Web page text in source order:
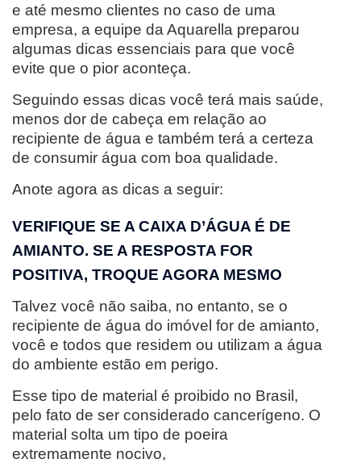
e até mesmo clientes no caso de uma
empresa, a equipe da Aquarella preparou
algumas dicas essenciais para que você
evite que o pior aconteça.
Seguindo essas dicas você terá mais saúde,
menos dor de cabeça em relação ao
recipiente de água e também terá a certeza
de consumir água com boa qualidade.
Anote agora as dicas a seguir:
VERIFIQUE SE A CAIXA D’ÁGUA É DE
AMIANTO. SE A RESPOSTA FOR
POSITIVA, TROQUE AGORA MESMO
Talvez você não saiba, no entanto, se o
recipiente de água do imóvel for de amianto,
você e todos que residem ou utilizam a água
do ambiente estão em perigo.
Esse tipo de material é proibido no Brasil,
pelo fato de ser considerado cancerígeno. O
material solta um tipo de poeira
extremamente nocivo,